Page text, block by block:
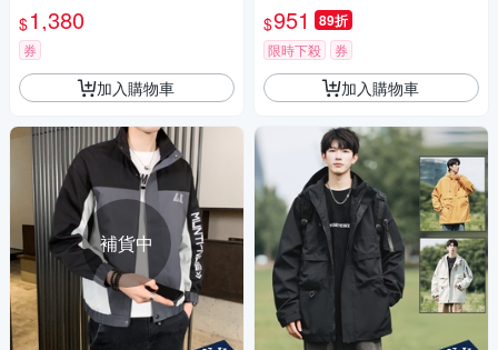
$1,380
券
加入購物車
補貨中
$951 89折
限時下殺 券
加入購物車